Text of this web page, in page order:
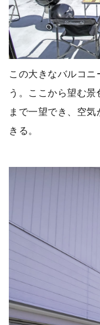
この大きなバルコ
う。ここから望む
まで一望でき、空
きる。